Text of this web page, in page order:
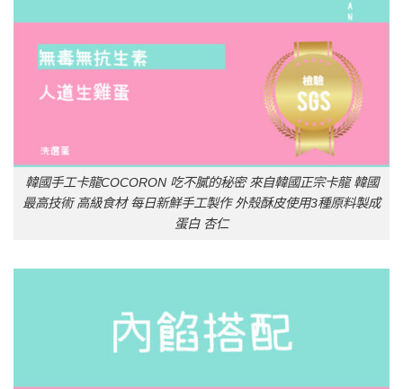
韓國手工卡龍COCORON 吃不膩的秘密 來自韓國正宗卡龍 韓國
最高技術 高級食材 每日新鮮手工製作 外殼酥皮使用3種原料製成
蛋白 杏仁